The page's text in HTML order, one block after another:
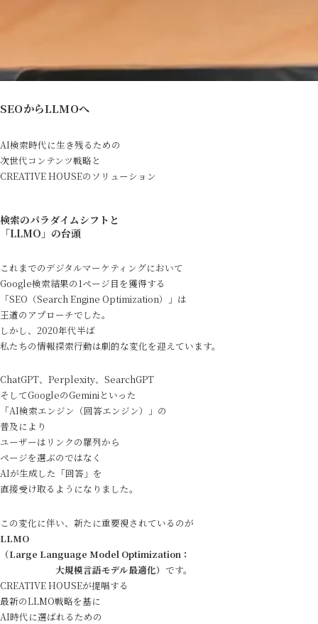
SEOからLLMOへ
AI検索時代に生き残るための
次世代コンテンツ戦略と
CREATIVE HOUSEのソリューション
検索のパラダイムシフトと
「LLMO」の台頭
これまでのデジタルマーケティングにおいて
Google検索結果の1ページ目を獲得する
「SEO（Search Engine Optimization）」は
王道のアプローチでした。
しかし、2020年代半ば
私たちの情報探索行動は劇的な変化を迎えています。
ChatGPT、Perplexity、SearchGPT
そしてGoogleのGeminiといった
「AI検索エンジン（回答エンジン）」の
普及により
ユーザーはリンクの羅列から
ページを選ぶのではなく
AIが生成した「回答」を
直接受け取るようになりました。
この変化に伴い、新たに重要視されているのが
LLMO
（Large Language Model Optimization：
大規模言語モデル最適化） です。
CREATIVE HOUSEが提唱する
最新のLLMO戦略を基に
AI時代に選ばれるための